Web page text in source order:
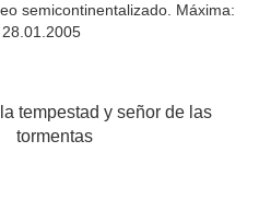
semicontinentalizado. Máxima:
tempestad y señor de las
tormentas